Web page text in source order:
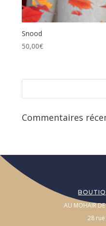
Snood
50,00€
Commentaires
AU MOHAIR
28